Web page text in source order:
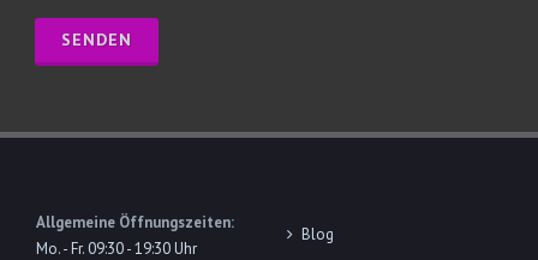
Allgemeine Öffnungszeiten:
Mo. - Fr. 09:30 - 19:30 Uhr
Blog